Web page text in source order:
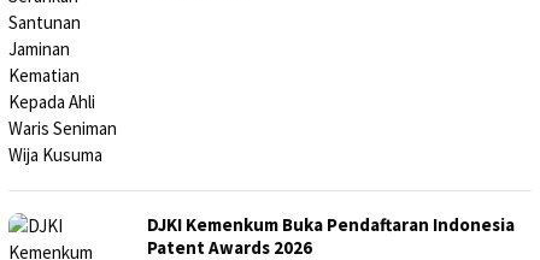
DJKI Kemenkum Buka Pendaftaran Indonesia
Patent Awards 2026